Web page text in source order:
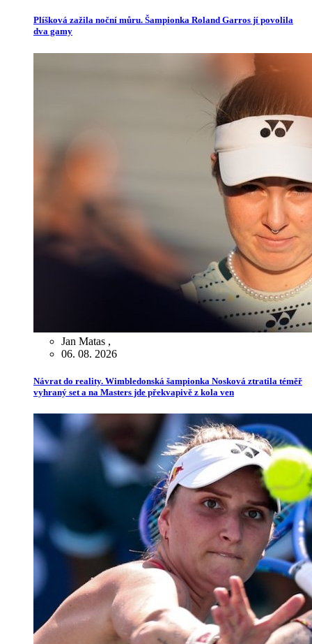
Plíšková zažila noční můru. Šampionka Roland Garros jí povolila
dva gamy
Jan Matas ,
06. 08. 2026
Návrat do reality. Wimbledonská šampionka Nosková ztratila téměř
vyhraný set a na Masters jde překvapivě z kola ven